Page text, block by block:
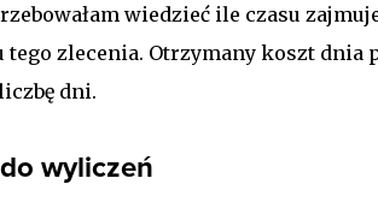
wiedzieć ile czasu
zlecenia. Otrzymany koszt dnia
dni.
wyliczeń